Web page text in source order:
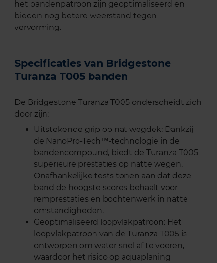
het bandenpatroon zijn geoptimaliseerd en
bieden nog betere weerstand tegen
vervorming.
Specificaties van Bridgestone
Turanza T005 banden
De Bridgestone Turanza T005 onderscheidt zich
door zijn:
Uitstekende grip op nat wegdek: Dankzij
de NanoPro-Tech™-technologie in de
bandencompound, biedt de Turanza T005
superieure prestaties op natte wegen.
Onafhankelijke tests tonen aan dat deze
band de hoogste scores behaalt voor
remprestaties en bochtenwerk in natte
omstandigheden.
Geoptimaliseerd loopvlakpatroon: Het
loopvlakpatroon van de Turanza T005 is
ontworpen om water snel af te voeren,
waardoor het risico op aquaplaning